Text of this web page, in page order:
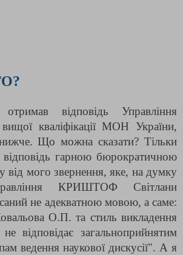
відповідь Управління
вищої кваліфікації МОН України,
Що можна сказати? Тільки
гарною бюрократичною
від мого звернення, яке, на думку
КРИШТОФ Світлани
не адекватною мовою, а саме:
О.П. та стиль викладення
відповідає загальноприйнятим
ведення наукової дискусії". А я